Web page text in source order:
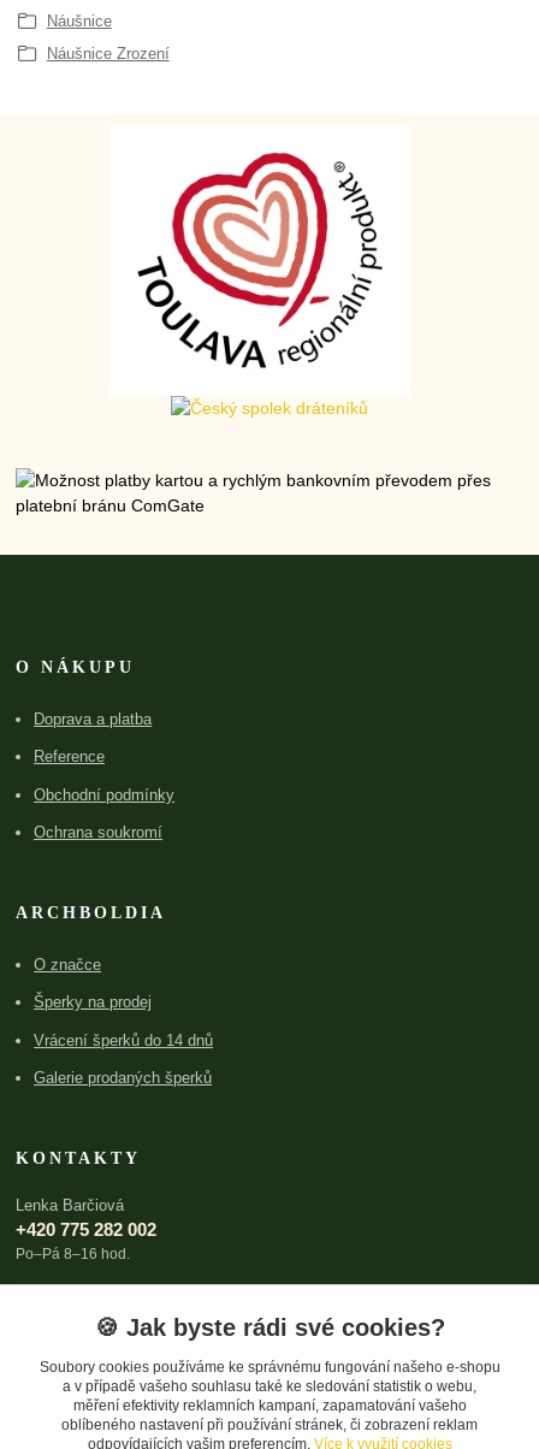
Náušnice
Náušnice Zrození
O NÁKUPU
Doprava a platba
Reference
Obchodní podmínky
Ochrana soukromí
ARCHBOLDIA
O značce
Šperky na prodej
Vrácení šperků do 14 dnů
Galerie prodaných šperků
KONTAKTY
Lenka Barčiová
+420 775 282 002
Po–Pá 8–16 hod.
🍪 Jak byste rádi své cookies?
Soubory cookies používáme ke správnému fungování našeho e-shopu
a v případě vašeho souhlasu také ke sledování statistik o webu,
měření efektivity reklamních kampaní, zapamatování vašeho
oblíbeného nastavení při používání stránek, či zobrazení reklam
odpovídajících vašim preferencím. Více k využití cookies